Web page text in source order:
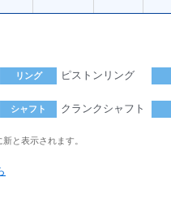
リング ピストンリング
シャフト クランクシャフト
と表示されます。